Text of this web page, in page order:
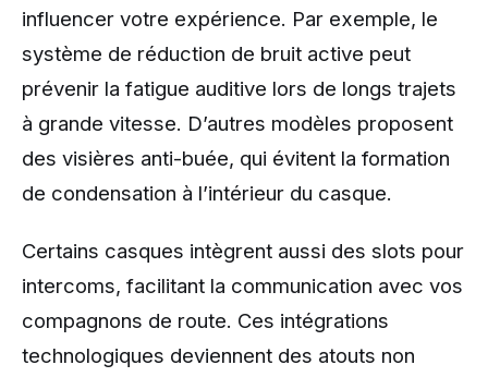
influencer votre expérience. Par exemple, le
système de réduction de bruit active peut
prévenir la fatigue auditive lors de longs trajets
à grande vitesse. D’autres modèles proposent
des visières anti-buée, qui évitent la formation
de condensation à l’intérieur du casque.
Certains casques intègrent aussi des slots pour
intercoms, facilitant la communication avec vos
compagnons de route. Ces intégrations
technologiques deviennent des atouts non